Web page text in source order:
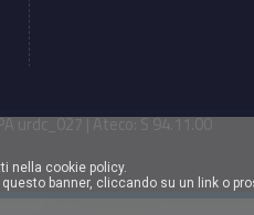
urdc_027 | Ateco: S 94.11.00
nella cookie policy.
banner, cliccando su un link o